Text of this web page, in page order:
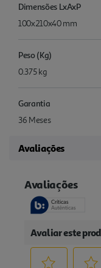
Dimensões LxAxP
100x210x40 mm
Peso (Kg)
0.375 kg
Garantia
36 Meses
Avaliações